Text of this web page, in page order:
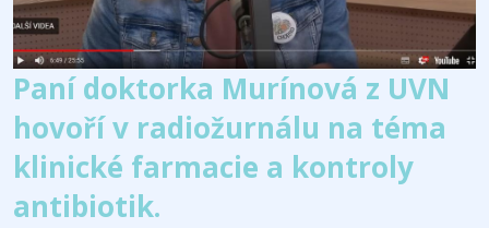
Paní doktorka Murínová z UVN
hovoří v radiožurnálu na téma
klinické farmacie a kontroly
antibiotik.